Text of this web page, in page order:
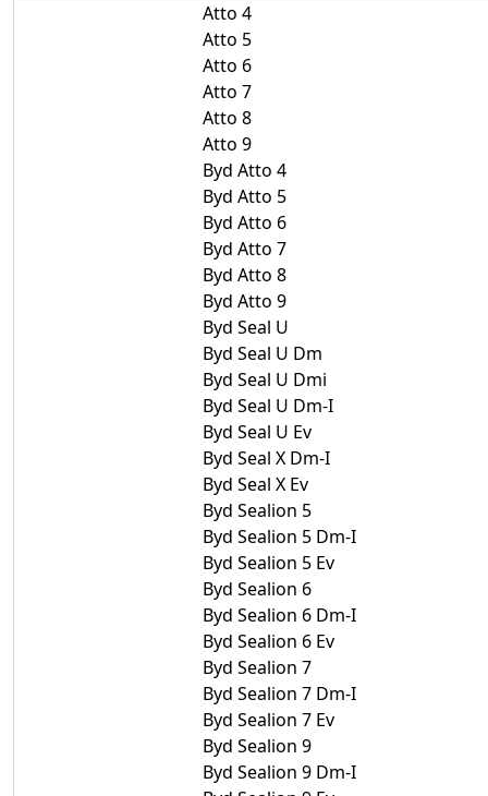
Atto 4
Atto 5
Atto 6
Atto 7
Atto 8
Atto 9
Byd Atto 4
Byd Atto 5
Byd Atto 6
Byd Atto 7
Byd Atto 8
Byd Atto 9
Byd Seal U
Byd Seal U Dm
Byd Seal U Dmi
Byd Seal U Dm-I
Byd Seal U Ev
Byd Seal X Dm-I
Byd Seal X Ev
Byd Sealion 5
Byd Sealion 5 Dm-I
Byd Sealion 5 Ev
Byd Sealion 6
Byd Sealion 6 Dm-I
Byd Sealion 6 Ev
Byd Sealion 7
Byd Sealion 7 Dm-I
Byd Sealion 7 Ev
Byd Sealion 9
Byd Sealion 9 Dm-I